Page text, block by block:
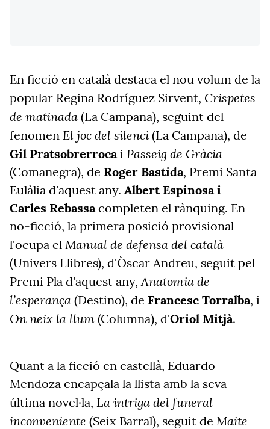
En ficció en català destaca el nou volum de la
popular Regina Rodríguez Sirvent, Crispetes
de matinada (La Campana), seguint del
fenomen El joc del silenci (La Campana), de
Gil Pratsobrerrocai Passeig de Gràcia
(Comanegra), de Roger Bastida, Premi Santa
Eulàlia d'aquest any. Albert Espinosa i
Carles Rebassacompleten el rànquing. En
no-ficció, la primera posició provisional
l'ocupa el Manual de defensa del català
(Univers Llibres), d'Òscar Andreu, seguit pel
Premi Pla d'aquest any,Anatomia de
l’esperança (Destino), de Francesc Torralba, i
On neix la llum (Columna), d'Oriol Mitjà.
Quant a la ficció en castellà, Eduardo
Mendoza encapçala la llista amb la seva
última novel·la, La intriga del funeral
inconveniente (Seix Barral), seguit de Maite